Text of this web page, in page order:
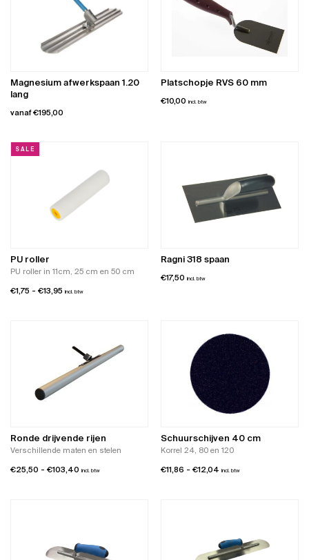
Magnesium afwerkspaan 1.20
lang
vanaf€195,00
product
op
productpagina
Platschopje RVS 60 mm
€10,00 incl. btw
SALE
PU roller
PU roller in 11cm, 25 cm en 50 cm
€1,75 - €13,95 Prijsklasse:
incl. btw
Ragni 318 spaan
€17,50 incl. btw
Ronde drijvende rijen
Verschillende maten en stelen
€25,50 - €103,40 Prijsklasse:
incl. btw
Schuurschijven 40 cm
Korrel 24, 80 en 120
€11,86 - €12,04 Prijsklasse:
incl. btw